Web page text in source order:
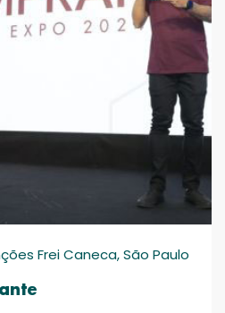
Frei Caneca, São Paulo